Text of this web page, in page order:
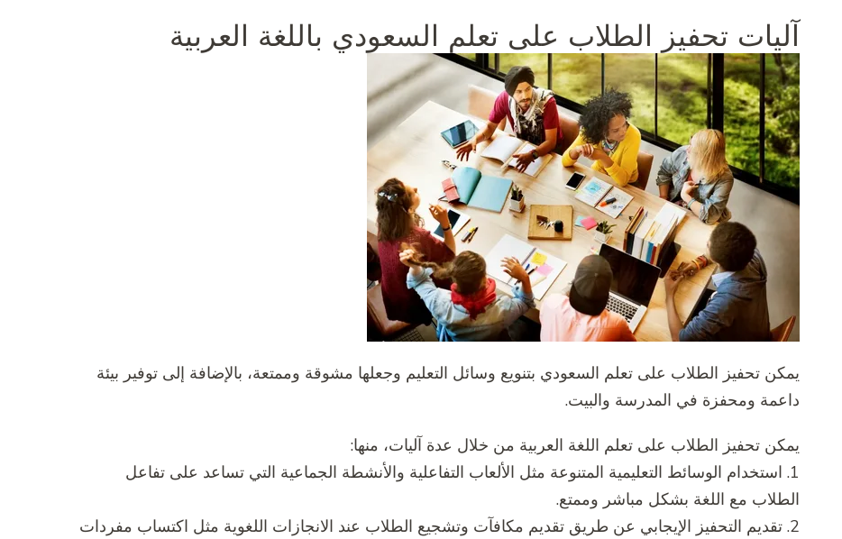
آليات تحفيز الطلاب على تعلم السعودي باللغة العربية
يمكن تحفيز الطلاب على تعلم السعودي بتنويع وسائل التعليم وجعلها مشوقة وممتعة، بالإضافة إلى توفير بيئة
داعمة ومحفزة في المدرسة والبيت.
يمكن تحفيز الطلاب على تعلم اللغة العربية من خلال عدة آليات، منها:
1. استخدام الوسائط التعليمية المتنوعة مثل الألعاب التفاعلية والأنشطة الجماعية التي تساعد على تفاعل
الطلاب مع اللغة بشكل مباشر وممتع.
2. تقديم التحفيز الإيجابي عن طريق تقديم مكافآت وتشجيع الطلاب عند الانجازات اللغوية مثل اكتساب مفردات